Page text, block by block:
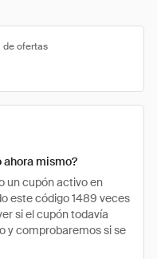
de ofertas
ahora mismo?
un cupón activo en
este código 1489 veces
si el cupón todavía
y comprobaremos si se